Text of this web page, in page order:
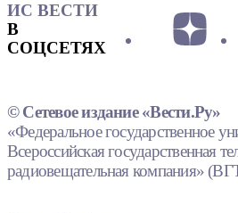
ИС ВЕСТИ
В
СОЦСЕТЯХ
© Сетевое издание «Вести.Ру»
«Федеральное государственное
Всероссийская государственная
радиовещательная компания»